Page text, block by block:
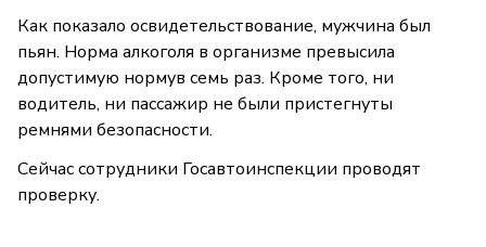
Как показало освидетельствование, мужчина был
пьян. Норма алкоголя в организме превысила
допустимую нормув семь раз. Кроме того, ни
водитель, ни пассажир не были пристегнуты
ремнями безопасности.
Сейчас сотрудники Госавтоинспекции проводят
проверку.